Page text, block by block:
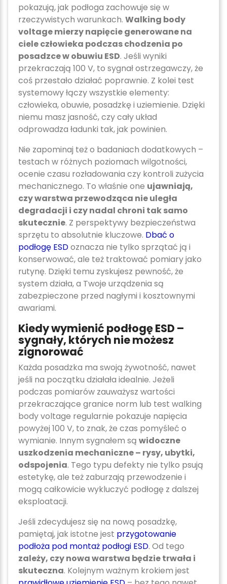
pokazują, jak podłoga zachowuje się w
rzeczywistych warunkach. Walking body
voltage mierzy napięcie generowane na
ciele człowieka podczas chodzenia po
posadzce w obuwiu ESD. Jeśli wyniki
przekraczają 100 V, to sygnał ostrzegawczy, że
coś przestało działać poprawnie. Z kolei test
systemowy łączy wszystkie elementy:
człowieka, obuwie, posadzkę i uziemienie. Dzięki
niemu masz jasność, czy cały układ
odprowadza ładunki tak, jak powinien.
Nie zapominaj też o badaniach dodatkowych –
testach w różnych poziomach wilgotności,
ocenie czasu rozładowania czy kontroli zużycia
mechanicznego. To właśnie one ujawniają,
czy warstwa przewodząca nie uległa
degradacji i czy nadal chroni tak samo
skutecznie. Z perspektywy bezpieczeństwa
sprzętu to absolutnie kluczowe. Dbać o
podłogę ESDoznacza nie tylko sprzątać ją i
konserwować, ale też traktować pomiary jako
rutynę. Dzięki temu zyskujesz pewność, że
system działa, a Twoje urządzenia są
zabezpieczone przed nagłymi i kosztownymi
awariami.
Kiedy wymienić podłogę ESD –
sygnały, których nie możesz
zignorować
Każda posadzka ma swoją żywotność, nawet
jeśli na początku działała idealnie. Jeżeli
podczas pomiarów zauważysz wartości
przekraczające granice norm lub test walking
body voltage regularnie pokazuje napięcia
powyżej 100 V, to znak, że czas pomyśleć o
wymianie. Innym sygnałem są widoczne
uszkodzenia mechaniczne – rysy, ubytki,
odspojenia. Tego typu defekty nie tylko psują
estetykę, ale też zaburzają przewodzenie i
mogą całkowicie wykluczyć podłogę z dalszej
eksploatacji.
Jeśli zdecydujesz się na nową posadzkę,
pamiętaj, jak istotne jest przygotowanie
podłoża pod montaż podłogi ESD. Od tego
zależy, czy nowa warstwa będzie trwała i
skuteczna. Kolejnym ważnym krokiem jest